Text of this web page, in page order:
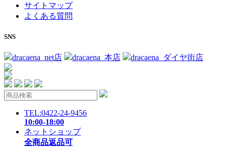
サイトマップ
よくある質問
SNS
dracaena_net店 dracaena_本店 dracaena_ダイヤ街店
TEL:0422-24-9456
10:00-18:00
ネットショップ
全商品返品可